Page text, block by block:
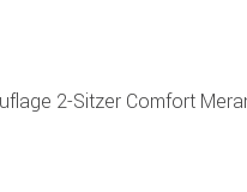
2-Sitzer Comfort